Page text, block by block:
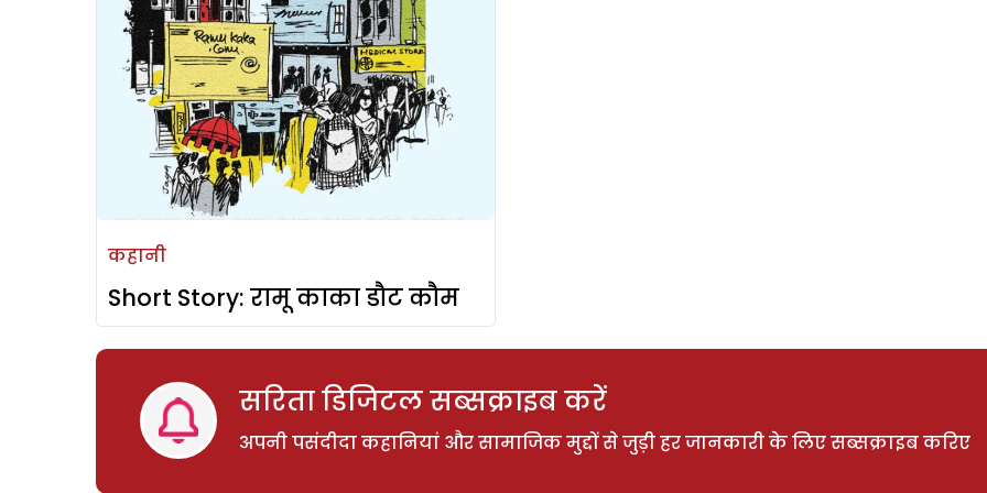
कहानी
Short Story: रामू काका डौट कौम
सरिता डिजिटल सब्सक्राइब करें
अपनी पसंदीदा कहानियां और सामाजिक मुद्दों से जुड़ी हर जानकारी के लिए सब्सक्राइब करिए